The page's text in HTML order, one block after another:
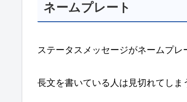
ネームプレート
ステータスメッセージがネームプレ
長文を書いている人は見切れてしま